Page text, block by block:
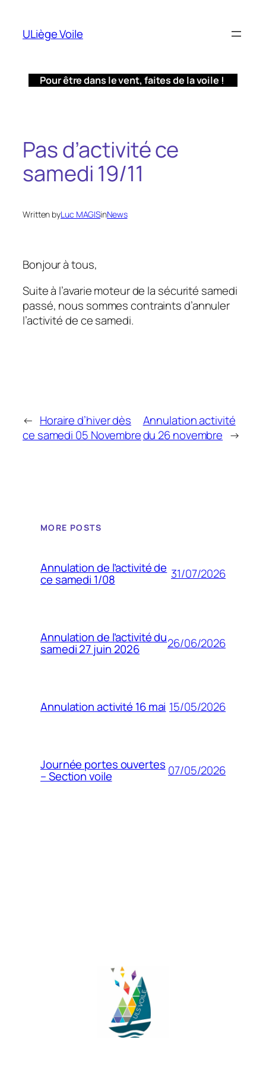
contenu
ULiège Voile
Pour être dans le vent, faites de la voile !
Pas d’activité ce
samedi 19/11
Written byLuc MAGISinNews
Bonjour à tous,
Suite à l’avarie moteur de la sécurité samedi
passé, nous sommes contraints d’annuler
l’activité de ce samedi.
← Horaire d’hiver dès
ce samedi 05 Novembre
Annulation activité
du 26 novembre →
MORE POSTS
Annulation de l’activité de
ce samedi 1/08 31/07/2026
Annulation de l’activité du
samedi 27 juin 2026 26/06/2026
Annulation activité 16 mai 15/05/2026
Journée portes ouvertes
– Section voile 07/05/2026